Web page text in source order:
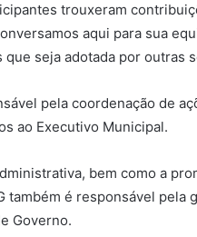
trouxeram
aqui para sua
seja adotada por outras
pela coordenação de
ao Executivo Municipal.
bem como a
é responsável pela
Governo.